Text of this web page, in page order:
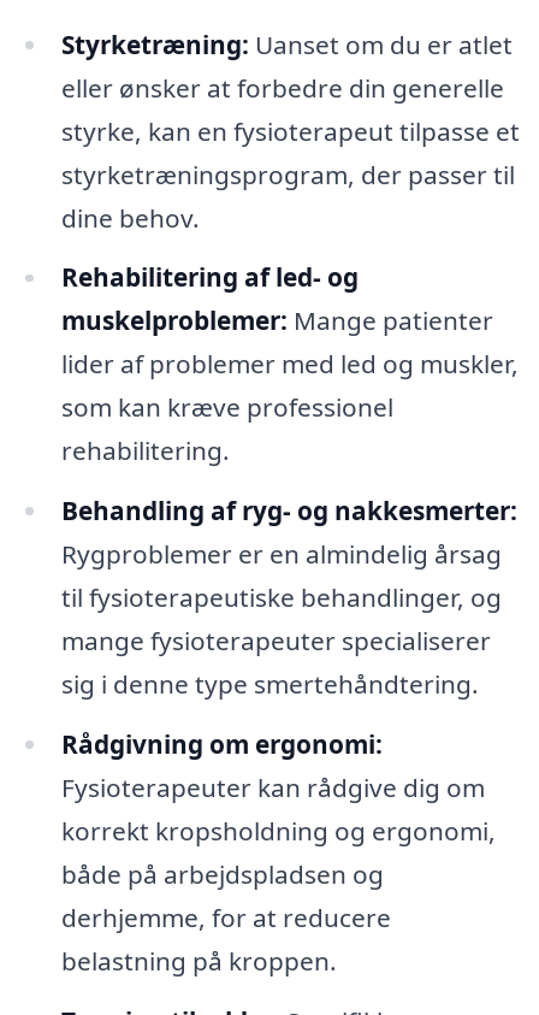
Styrketræning: Uanset om du er atlet
eller ønsker at forbedre din generelle
styrke, kan en fysioterapeut tilpasse et
styrketræningsprogram, der passer til
dine behov.
Rehabilitering af led- og
muskelproblemer: Mange patienter
lider af problemer med led og muskler,
som kan kræve professionel
rehabilitering.
Behandling af ryg- og nakkesmerter:
Rygproblemer er en almindelig årsag
til fysioterapeutiske behandlinger, og
mange fysioterapeuter specialiserer
sig i denne type smertehåndtering.
Rådgivning om ergonomi:
Fysioterapeuter kan rådgive dig om
korrekt kropsholdning og ergonomi,
både på arbejdspladsen og
derhjemme, for at reducere
belastning på kroppen.